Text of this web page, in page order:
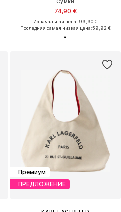
74,90 €
Изначальная цена: 99,90 €
Последняя самая низкая цена:59,92 €
Премиум
ПРЕДЛОЖЕНИЕ